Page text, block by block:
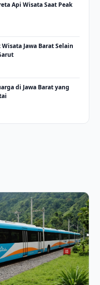
Api Wisata Saat Peak
Jawa Barat Selain
di Jawa Barat yang